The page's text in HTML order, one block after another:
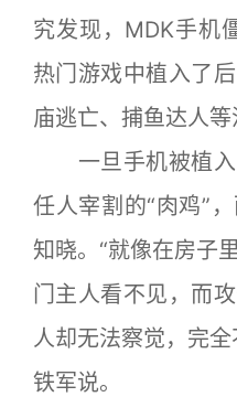
究发现，MDK手机
热门游戏中植入了
庙逃亡、捕鱼达人等
一旦手机被植入
任人宰割的“肉鸡”
知晓。“就像在房子
门主人看不见，而
人却无法察觉，完
铁军说。